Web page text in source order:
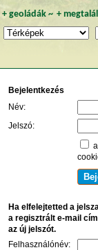
+ geoládák~ +
Bejelentkezés
Név:
Jelszó:
Ha elfelejtetted a
a regisztrált e-mail
az új jelszót.
Felhasználónév: